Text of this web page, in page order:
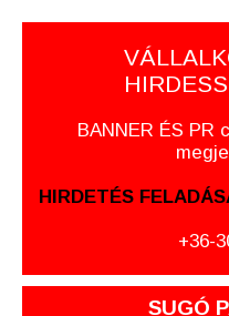
BANNER ÉS PR
HIRDETÉS
+36-
SUGÓ